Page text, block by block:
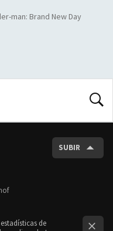
man: Brand New Day
SUBIR
de